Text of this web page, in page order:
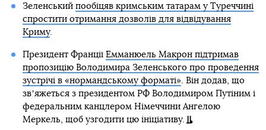
Зеленський пообіцяв кримським татарам у Туреччині
спростити отримання дозволів для відвідування
Криму.
Президент Франції Емманюель Макрон підтримав
пропозицію Володимира Зеленського про проведення
зустрічі в «нормандському форматі». Він додав, що
звʼяжеться з президентом РФ Володимиром Путіним і
федеральним канцлером Німеччини Ангелою
Меркель, щоб узгодити цю ініціативу.